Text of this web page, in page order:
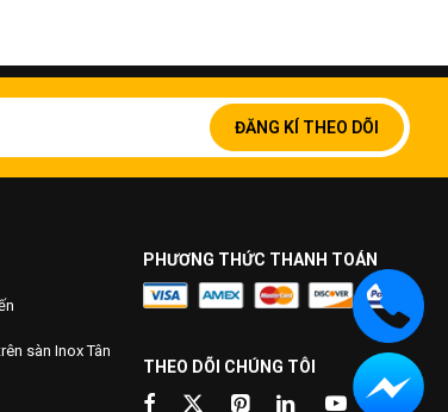
ĐĂNG KÍ THEO DÕI
sàn Inox Tân
PHƯƠNG THỨC THANH TOÁN
THEO DÕI CHÚNG TÔI